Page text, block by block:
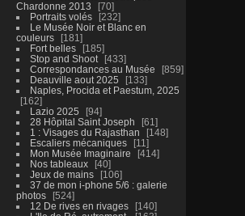
Chardonne 2013
70
Portraits volés
232
Le Musée Noir et Blanc en
couleurs
181
Fort belles
185
Stop and Shoot
433
Correspondances au Musée
859
Deauville aout 2025
133
Naples, Procida et Paestum, 2025
162
Lazio 2025
94
28 Hôpital Saint Joseph
61
1 : Visages du Rajasthan
148
Escaliers mécaniques
11
Mon Musée Imaginaire
414
Nos tableaux
40
Jeux de mains
106
37 de mon i-phone 5/6 : galerie
photos
524
12 De rives en rivages
140